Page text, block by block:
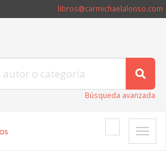
libros@carmichaelalonso.com
Búsqueda avanzada
Toggle